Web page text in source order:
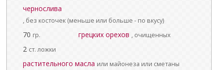
чернослива
, без косточек (меньше или больше - по вкусу)
70 гр. грецких орехов , очищенных
2 ст. ложки
растительного масла или майонеза или сметаны